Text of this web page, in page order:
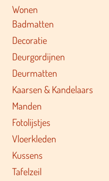
Wonen
Badmatten
Decoratie
Deurgordijnen
Deurmatten
Kaarsen & Kandelaars
Manden
Fotolijstjes
Vloerkleden
Kussens
Tafelzeil